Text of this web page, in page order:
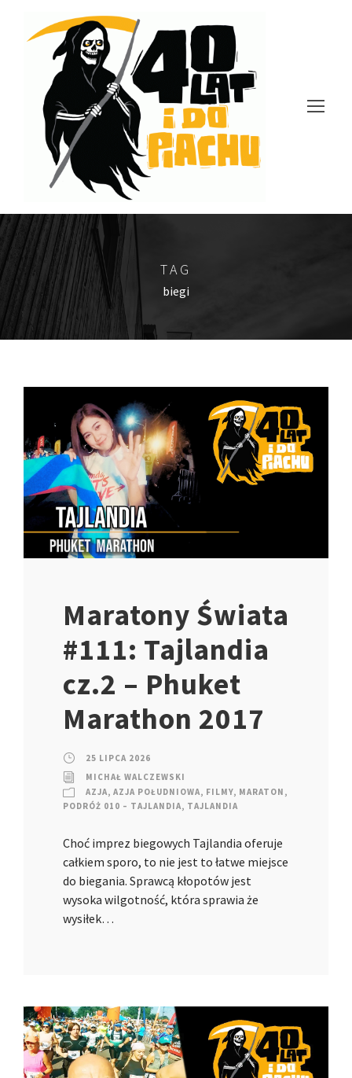
TAG
biegi
Maratony Świata
#111: Tajlandia
cz.2 – Phuket
Marathon 2017
25 LIPCA 2026
MICHAŁ WALCZEWSKI
AZJA, AZJA POŁUDNIOWA, FILMY, MARATON ,
PODRÓŻ 010 – TAJLANDIA, TAJLANDIA
Choć imprez biegowych Tajlandia oferuje
całkiem sporo, to nie jest to łatwe miejsce
do biegania. Sprawcą kłopotów jest
wysoka wilgotność, która sprawia że
wysiłek…